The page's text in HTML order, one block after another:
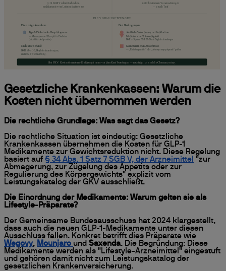
Gesetzliche Krankenkassen: Warum die
Kosten nicht übernommen werden
Die rechtliche Grundlage: Was sagt das Gesetz?
Die rechtliche Situation ist eindeutig: Gesetzliche
Krankenkassen übernehmen die Kosten für GLP-1
Medikamente zur Gewichtsreduktion nicht. Diese Regelung
basiert auf § 34 Abs. 1 Satz 7 SGB V, der Arzneimittel
"zur
Abmagerung, zur Zügelung des Appetits oder zur
Regulierung des Körpergewichts" explizit vom
Leistungskatalog der GKV ausschließt.
Die Einordnung der Medikamente: Warum gelten sie als
Lifestyle-Präparate?
Der Gemeinsame Bundesausschuss hat 2024 klargestellt,
dass auch die neuen GLP-1-Medikamente unter diesen
Ausschluss fallen. Konkret betrifft dies Präparate wie
Wegovy, Mounjaro und Saxenda. Die Begründung: Diese
Medikamente werden als "Lifestyle-Arzneimittel" eingestuft
und gehören damit nicht zum Leistungskatalog der
gesetzlichen Krankenversicherung.